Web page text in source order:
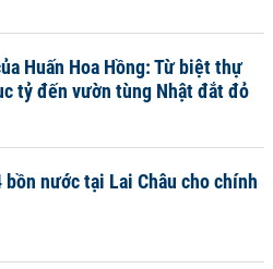
Huấn Hoa Hồng: Từ biệt thự
tỷ đến vườn tùng Nhật đắt đỏ
nước tại Lai Châu cho chính